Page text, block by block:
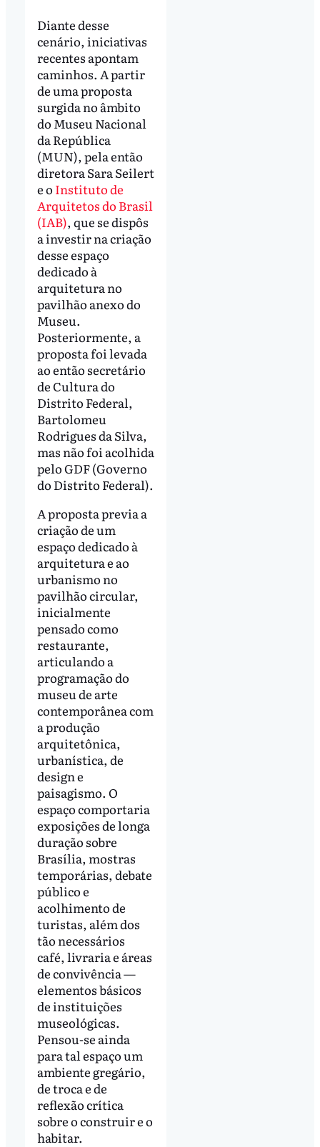
Diante desse
cenário, iniciativas
recentes apontam
caminhos. A partir
de uma proposta
surgida no âmbito
do Museu Nacional
da República
(MUN), pela então
diretora Sara Seilert
e o Instituto de
Arquitetos do Brasil
(IAB), que se dispôs
a investir na criação
desse espaço
dedicado à
arquitetura no
pavilhão anexo do
Museu.
Posteriormente, a
proposta foi levada
ao então secretário
de Cultura do
Distrito Federal,
Bartolomeu
Rodrigues da Silva,
mas não foi acolhida
pelo GDF (Governo
do Distrito Federal).
A proposta previa a
criação de um
espaço dedicado à
arquitetura e ao
urbanismo no
pavilhão circular,
inicialmente
pensado como
restaurante,
articulando a
programação do
museu de arte
contemporânea com
a produção
arquitetônica,
urbanística, de
design e
paisagismo. O
espaço comportaria
exposições de longa
duração sobre
Brasília, mostras
temporárias, debate
público e
acolhimento de
turistas, além dos
tão necessários
café, livraria e áreas
de convivência —
elementos básicos
de instituições
museológicas.
Pensou-se ainda
para tal espaço um
ambiente gregário,
de troca e de
reflexão crítica
sobre o construir e o
habitar.